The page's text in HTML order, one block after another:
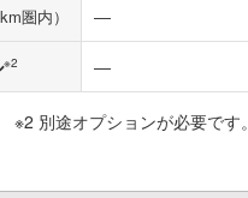
圏内） ―
※2 ―
別途オプションが必要です。